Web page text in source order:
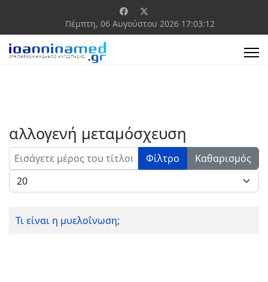
Πέμπτη, 06 Αυγούστου 2026 17:03:12
αλλογενή μεταμόσχευση
Εισάγετε μέρος του τίτλου. Φίλτρο
Καθαρισμός
Εμφάνιση #
Τι είναι η μυελοΐνωση;